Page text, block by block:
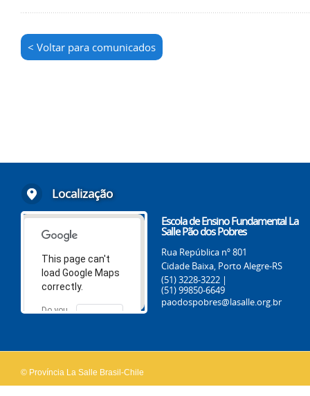
< Voltar para comunicados
Localização
This page can't
load Google Maps
correctly.
Do you
OK
Escola de Ensino Fundamental La
Salle Pão dos Pobres
Rua República nº 801
Cidade Baixa, Porto Alegre-RS
(51) 3228-3222 |
(51) 99850-6649
paodospobres@lasalle.org.br
© Província La Salle Brasil-Chile